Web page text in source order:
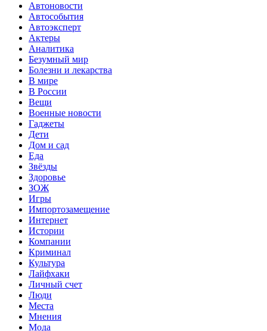
Автоновости
Автособытия
Автоэксперт
Актеры
Аналитика
Безумный мир
Болезни и лекарства
В мире
В России
Вещи
Военные новости
Гаджеты
Дети
Дом и сад
Еда
Звёзды
Здоровье
ЗОЖ
Игры
Импортозамещение
Интернет
Истории
Компании
Криминал
Культура
Лайфхаки
Личный счет
Люди
Места
Мнения
Мода